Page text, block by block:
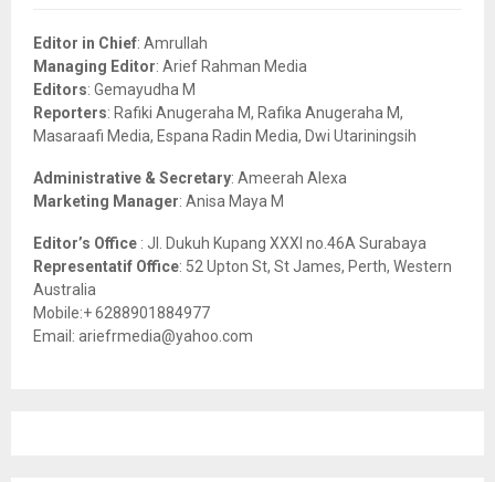
o
r
:
Editor in Chief: Amrullah
Managing Editor: Arief Rahman Media
Editors: Gemayudha M
Reporters: Rafiki Anugeraha M, Rafika Anugeraha M,
Masaraafi Media, Espana Radin Media, Dwi Utariningsih
Administrative & Secretary: Ameerah Alexa
Marketing Manager: Anisa Maya M
Editor’s Office : Jl. Dukuh Kupang XXXI no.46A Surabaya
Representatif Office: 52 Upton St, St James, Perth, Western
Australia
Mobile:+ 6288901884977
Email: ariefrmedia@yahoo.com